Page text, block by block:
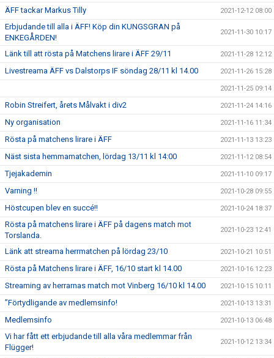
ÄFF tackar Markus Tilly 2021-12-12 08:00
Erbjudande till alla i ÄFF! Köp din KUNGSGRAN på
ENKEGÅRDEN!
2021-11-30 10:17
Länk till att rösta på Matchens lirare i ÄFF 29/11 2021-11-28 12:12
Livestreama ÄFF vs Dalstorps IF söndag 28/11 kl 14.00 2021-11-26 15:28
2021-11-25 09:14
Robin Streifert, årets Målvakt i div2 2021-11-24 14:16
Ny organisation 2021-11-16 11:34
Rösta på matchens lirare i ÄFF 2021-11-13 13:23
Näst sista hemmamatchen, lördag 13/11 kl 14:00 2021-11-12 08:54
Tjejakademin 2021-11-10 09:17
Varning !! 2021-10-28 09:55
Höstcupen blev en succé!! 2021-10-24 18:37
Rösta på matchens lirare i ÄFF på dagens match mot
Torslanda.
2021-10-23 12:41
Länk att streama herrmatchen på lördag 23/10 2021-10-21 10:51
Rösta på Matchens lirare i ÄFF, 16/10 start kl 14.00 2021-10-16 12:23
Streaming av herrarnas match mot Vinberg 16/10 kl 14.00 2021-10-15 10:11
”Förtydligande av medlemsinfo! 2021-10-13 13:31
Medlemsinfo 2021-10-13 06:48
Vi har fått ett erbjudande till alla våra medlemmar från
Flügger!
2021-10-12 13:34